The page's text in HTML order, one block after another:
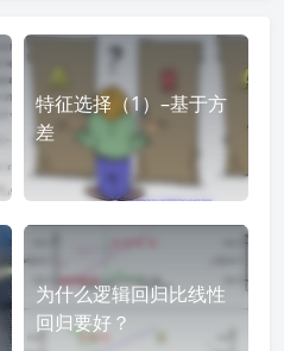
特征选择（1）–基于方
差
为什么逻辑回归比线性
回归要好？